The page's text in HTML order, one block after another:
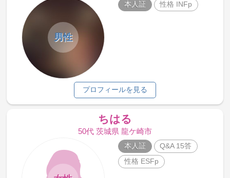
男性
本人証 性格 INFp
プロフィールを見る
ちはる
50代 茨城県 龍ケ崎市
本人証
Q&A 15答
性格 ESFp